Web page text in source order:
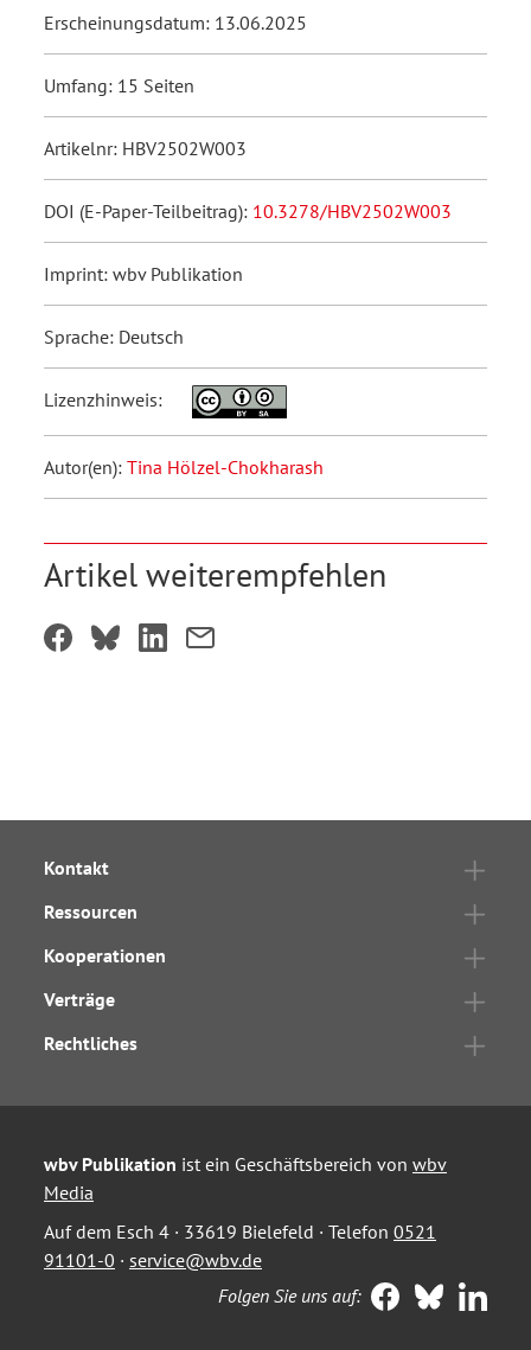
Erscheinungsdatum: 13.06.2025
Umfang: 15 Seiten
Artikelnr: HBV2502W003
DOI (E-Paper-Teilbeitrag): 10.3278/HBV2502W003
Imprint: wbv Publikation
Sprache: Deutsch
Lizenzhinweis:
Autor(en): Tina Hölzel-Chokharash
Artikel weiterempfehlen
Kontakt
Ressourcen
Kooperationen
Verträge
Rechtliches
wbv Publikation ist ein Geschäftsbereich von wbv
Media
Auf dem Esch 4 · 33619 Bielefeld · Telefon 0521
91101-0 · service@wbv.de
Folgen Sie uns auf: